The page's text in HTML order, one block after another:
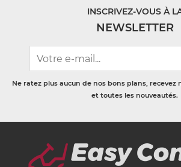
INSCRIVEZ-VOUS À
NEWSLETTER
Ne ratez plus aucun de nos bons plans, recevez
et toutes les nouveautés.